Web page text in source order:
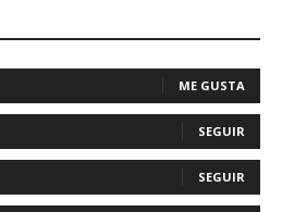
ME GUSTA
SEGUIR
SEGUIR